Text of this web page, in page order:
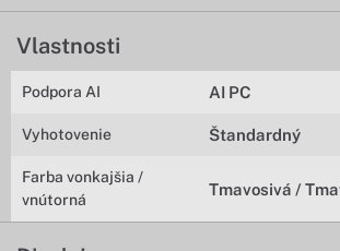
Vlastnosti
Podpora AI AI PC
Vyhotovenie Štandardný
Farba vonkajšia /
vnútorná
Tmavosivá /